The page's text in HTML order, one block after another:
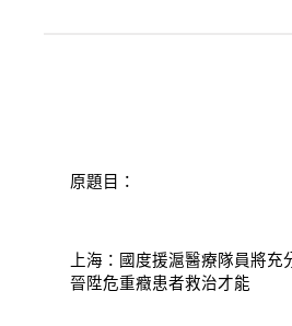
原題目：
上海：國度援滬醫療隊員將充
晉陞危重癥患者救治才能